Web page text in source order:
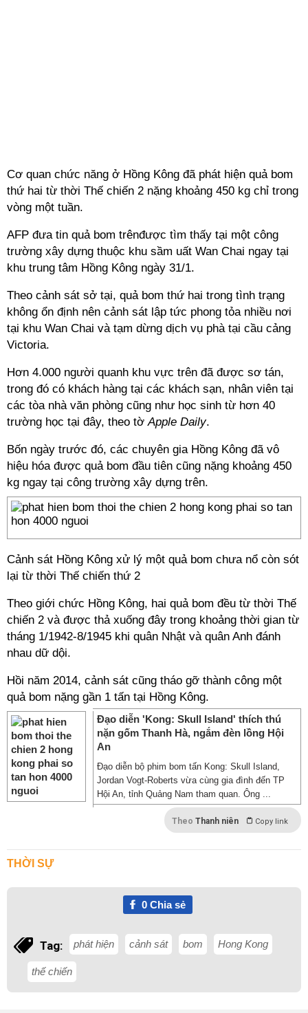
Cơ quan chức năng ở Hồng Kông đã phát hiện quả bom
thứ hai từ thời Thế chiến 2 nặng khoảng 450 kg chỉ trong
vòng một tuần.
AFP đưa tin quả bom trênđược tìm thấy tại một công
trường xây dựng thuộc khu sầm uất Wan Chai ngay tại
khu trung tâm Hồng Kông ngày 31/1.
Theo cảnh sát sở tại, quả bom thứ hai trong tình trạng
không ổn định nên cảnh sát lập tức phong tỏa nhiều nơi
tại khu Wan Chai và tạm dừng dịch vụ phà tại cầu cảng
Victoria.
Hơn 4.000 người quanh khu vực trên đã được sơ tán,
trong đó có khách hàng tại các khách sạn, nhân viên tại
các tòa nhà văn phòng cũng như học sinh từ hơn 40
trường học tại đây, theo tờApple Daily.
Bốn ngày trước đó, các chuyên gia Hồng Kông đã vô
hiệu hóa được quả bom đầu tiên cũng nặng khoảng 450
kg ngay tại công trường xây dựng trên.
Cảnh sát Hồng Kông xử lý một quả bom chưa nổ còn sót
lại từ thời Thế chiến thứ 2
Theo giới chức Hồng Kông, hai quả bom đều từ thời Thế
chiến 2 và được thả xuống đây trong khoảng thời gian từ
tháng 1/1942-8/1945 khi quân Nhật và quân Anh đánh
nhau dữ dội.
Hồi năm 2014, cảnh sát cũng tháo gỡ thành công một
quả bom nặng gần 1 tấn tại Hồng Kông.
Đạo diễn 'Kong: Skull Island' thích thú
nặn gốm Thanh Hà, ngắm đèn lồng Hội
An
Đạo diễn bộ phim bom tấn Kong: Skull Island,
Jordan Vogt-Roberts vừa cùng gia đình đến TP
Hội An, tỉnh Quảng Nam tham quan. Ông ...
Theo Thanh niên Copy link
THỜI SỰ
0Chia sẻ
Tag: phát hiện cảnh sát bom Hong Kong
thế chiến